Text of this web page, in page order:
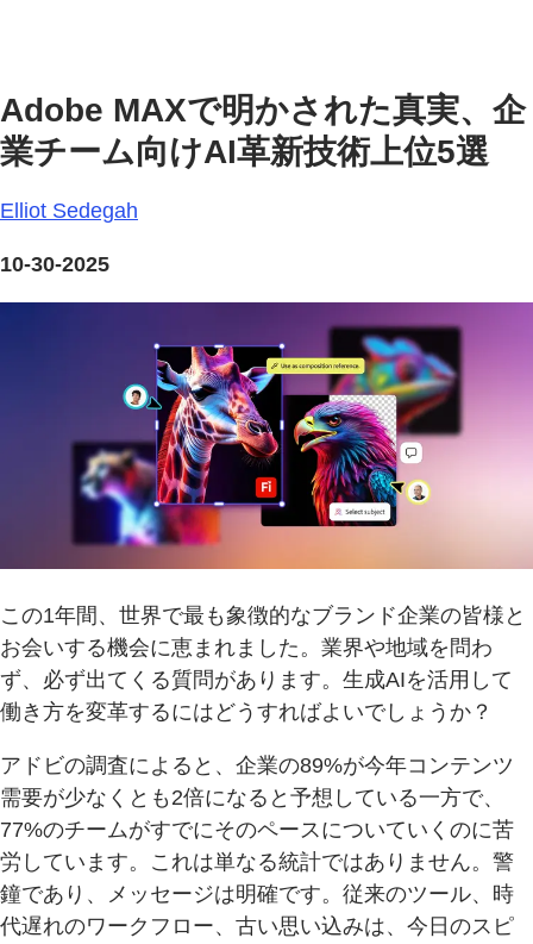
Adobe MAXで明かされた真実、企
業チーム向けAI革新技術上位5選
Elliot Sedegah
10-30-2025
この1年間、世界で最も象徴的なブランド企業の皆様と
お会いする機会に恵まれました。業界や地域を問わ
ず、必ず出てくる質問があります。生成AIを活用して
働き方を変革するにはどうすればよいでしょうか？
アドビの調査によると、企業の89%が今年コンテンツ
需要が少なくとも2倍になると予想している一方で、
77%のチームがすでにそのペースについていくのに苦
労しています。これは単なる統計ではありません。警
鐘であり、メッセージは明確です。従来のツール、時
代遅れのワークフロー、古い思い込みは、今日のスピ